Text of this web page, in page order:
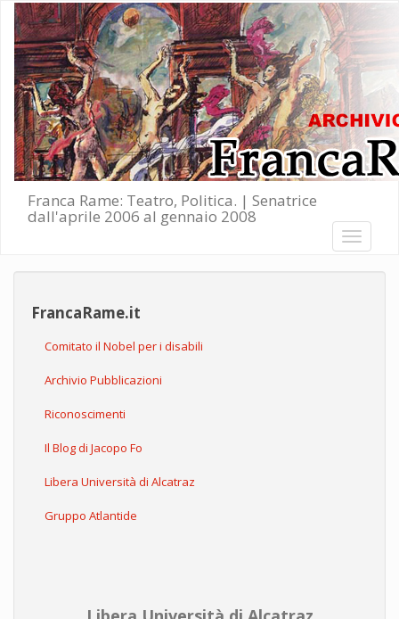
Salta al contenuto principale
Franca Rame: Teatro, Politica. | Senatrice
dall'aprile 2006 al gennaio 2008
Toggle
FrancaRame.it
Comitato il Nobel per i disabili
Archivio Pubblicazioni
Riconoscimenti
Il Blog di Jacopo Fo
Libera Università di Alcatraz
Gruppo Atlantide